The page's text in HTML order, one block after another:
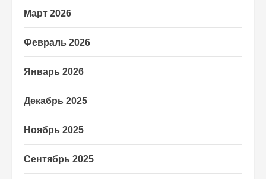
Март 2026
Февраль 2026
Январь 2026
Декабрь 2025
Ноябрь 2025
Сентябрь 2025